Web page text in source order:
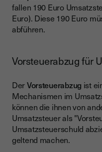
fallen 190 Euro
Euro). Diese 190 Euro
abführen.
Vorsteuerabzug für
DerVorsteuerabzug ist
Mechanismen im
können die ihnen von
Umsatzsteuer als
Umsatzsteuerschuld
geltend machen.